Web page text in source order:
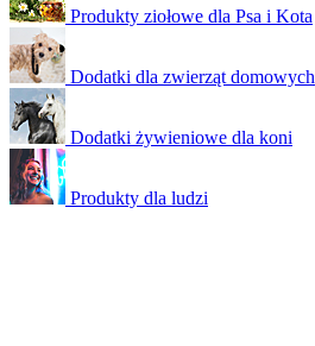
Produkty ziołowe dla Psa i Kota
Dodatki dla zwierząt domowych
Dodatki żywieniowe dla koni
Produkty dla ludzi